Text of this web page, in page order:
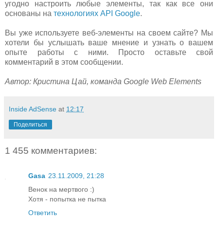
угодно настроить любые элементы, так как все они
основаны на технологиях API Google.
Вы уже используете веб-элементы на своем сайте? Мы
хотели бы услышать ваше мнение и узнать о вашем
опыте работы с ними. Просто оставьте свой
комментарий в этом сообщении.
Автор: Кристина Цай, команда Google Web Elements
Inside AdSense at 12:17
Поделиться
1 455 комментариев:
Gasa 23.11.2009, 21:28
Венок на мертвого :)
Хотя - попытка не пытка
Ответить